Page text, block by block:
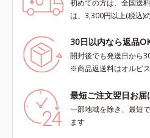
初めての方は、全国送
は、3,300円以上(税込)
30日以内なら返品
開封後でも発送日から
※商品返送料はオルビ
最短ご注文翌日お届
一部地域を除き、最短
ます